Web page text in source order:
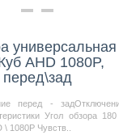
дешевле?
универсальная
AHD 1080P,
перед\зад
перед -
Угол обзора
1080P Чувств..